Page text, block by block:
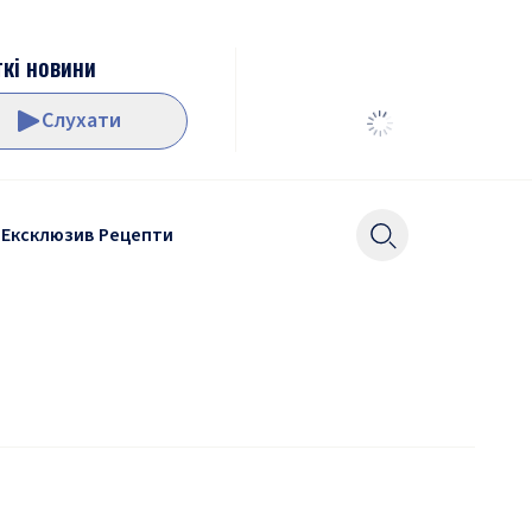
новини
Слухати
Ексклюзив Рецепти